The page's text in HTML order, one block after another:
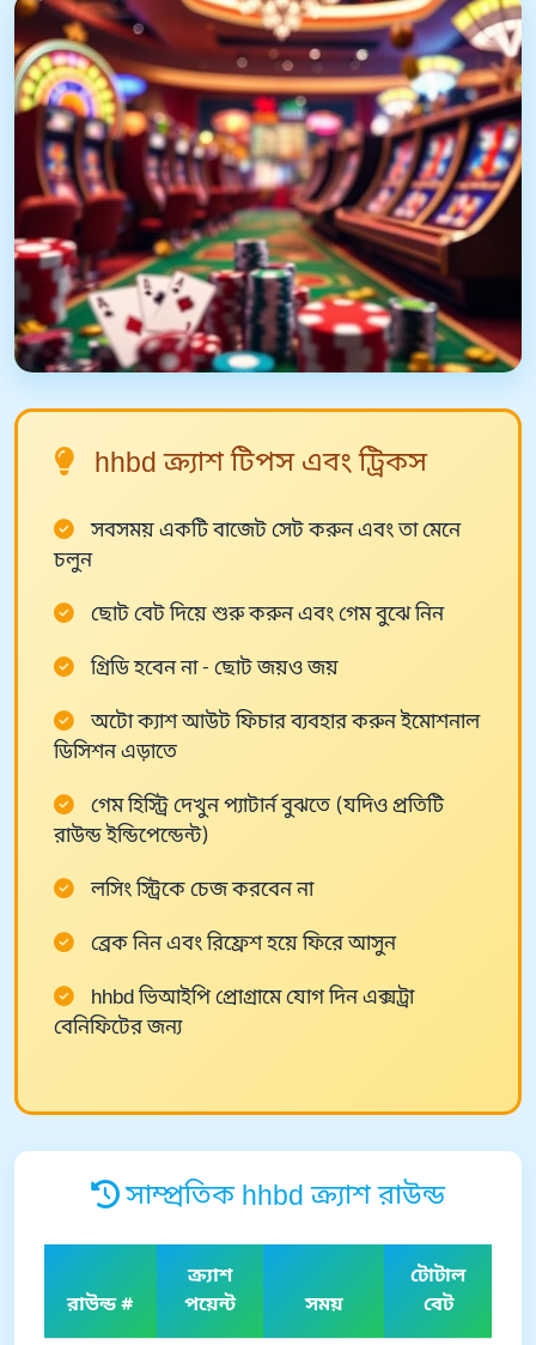
hhbd ক্র্যাশ টিপস এবং ট্রিকস
সবসময় একটি বাজেট সেট করুন এবং তা মেনে
চলুন
ছোট বেট দিয়ে শুরু করুন এবং গেম বুঝে নিন
গ্রিডি হবেন না - ছোট জয়ও জয়
অটো ক্যাশ আউট ফিচার ব্যবহার করুন ইমোশনাল
ডিসিশন এড়াতে
গেম হিস্ট্রি দেখুন প্যাটার্ন বুঝতে (যদিও প্রতিটি
রাউন্ড ইন্ডিপেন্ডেন্ট)
লসিং স্ট্রিকে চেজ করবেন না
ব্রেক নিন এবং রিফ্রেশ হয়ে ফিরে আসুন
hhbd ভিআইপি প্রোগ্রামে যোগ দিন এক্সট্রা
বেনিফিটের জন্য
সাম্প্রতিক hhbd ক্র্যাশ রাউন্ড
রাউন্ড #
ক্র্যাশ
পয়েন্ট
সময়
টোটাল
বেট